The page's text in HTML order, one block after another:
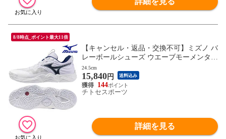
8/8時点_ポイント最大11倍
【キャンセル・返品・交換不可】ミズノ バ
レーボールシューズ ウエーブモーメンタム
ELITE V1GA251255 ユニセックス 2025AW
RFCL
24.5cm
15,840円 送料込み
144
チトセスポーツ
詳細を見る